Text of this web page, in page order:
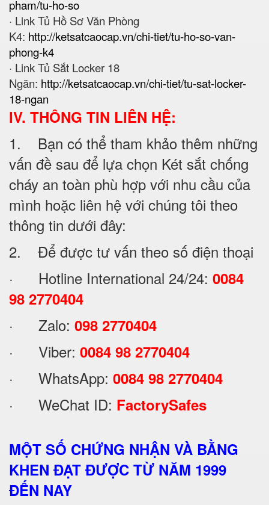
pham/tu-ho-so
· Link Tủ Hồ Sơ Văn Phòng
K4: http://ketsatcaocap.vn/chi-tiet/tu-ho-so-van-
phong-k4
· Link Tủ Sắt Locker 18
Ngăn: http://ketsatcaocap.vn/chi-tiet/tu-sat-locker-
18-ngan
IV. THÔNG TIN LIÊN HỆ:
1. Bạn có thể tham khảo thêm những
vấn đề sau để lựa chọn Két sắt chống
cháy an toàn phù hợp với nhu cầu của
mình hoặc liên hệ với chúng tôi theo
thông tin dưới đây:
2. Để được tư vấn theo số điện thoại
· Hotline International 24/24: 0084
98 2770404
· Zalo: 098 2770404
· Viber: 0084 98 2770404
· WhatsApp: 0084 98 2770404
· WeChat ID: FactorySafes
MỘT SỐ CHỨNG NHẬN VÀ BẰNG
KHEN ĐẠT ĐƯỢC TỪ NĂM 1999
ĐẾN NAY